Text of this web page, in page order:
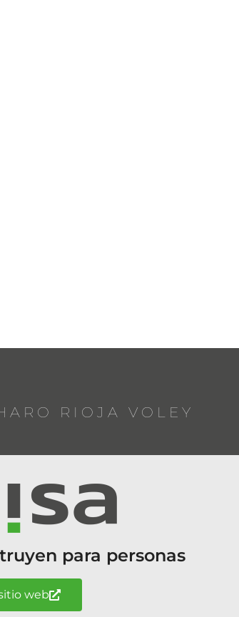
RIOJA VOLEY
para personas
web